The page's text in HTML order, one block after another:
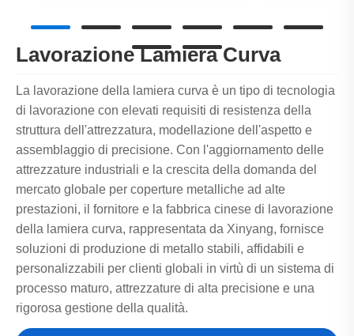
Lavorazione Lamiera Curva
La lavorazione della lamiera curva è un tipo di tecnologia
di lavorazione con elevati requisiti di resistenza della
struttura dell'attrezzatura, modellazione dell'aspetto e
assemblaggio di precisione. Con l'aggiornamento delle
attrezzature industriali e la crescita della domanda del
mercato globale per coperture metalliche ad alte
prestazioni, il fornitore e la fabbrica cinese di lavorazione
della lamiera curva, rappresentata da Xinyang, fornisce
soluzioni di produzione di metallo stabili, affidabili e
personalizzabili per clienti globali in virtù di un sistema di
processo maturo, attrezzature di alta precisione e una
rigorosa gestione della qualità.